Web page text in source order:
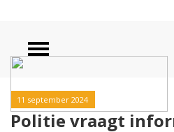
11 september 2024
Politie vraagt